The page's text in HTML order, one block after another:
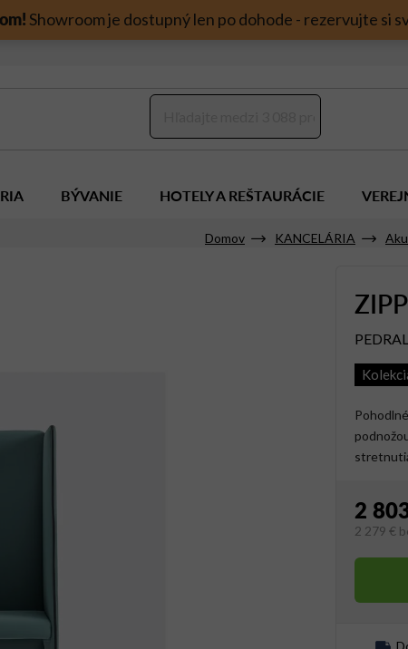
Showroom je dostupný len po dohode - rezervujte si
BÝVANIE HOTELY A REŠTAURÁCIE
Domov KANCELÁRIA
2
2 279 €